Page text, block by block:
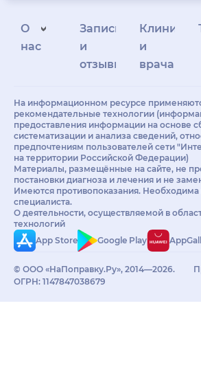
О
нас
Запись
и
отзывы
Клиникам
и
врачам
На информационном ресурсе
рекомендательные технологии
предоставления информации на основе
систематизации и анализа сведений,
предпочтениям пользователей сети
на территории Российской Федерации)
Материалы, размещённые на сайте, не
постановки диагноза и лечения и не
Имеются противопоказания. Необходима
специалиста.
О деятельности, осуществляемой в
технологий
App Store
Google Play
© ООО «НаПоправку.Ру», 2014—2026.
ОГРН: 1147847038679